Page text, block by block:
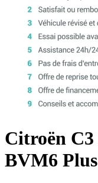
Citroën C3
BVM6 Plus